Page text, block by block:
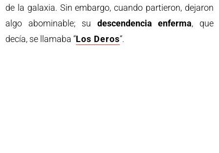
de la galaxia. Sin embargo, cuando partieron, dejaron
algo abominable; su descendencia enferma, que
decía, se llamaba “Los Deros“.